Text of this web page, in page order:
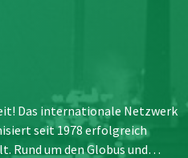
Das internationale Netzwerk
seit 1978 erfolgreich
Rund um den Globus und…